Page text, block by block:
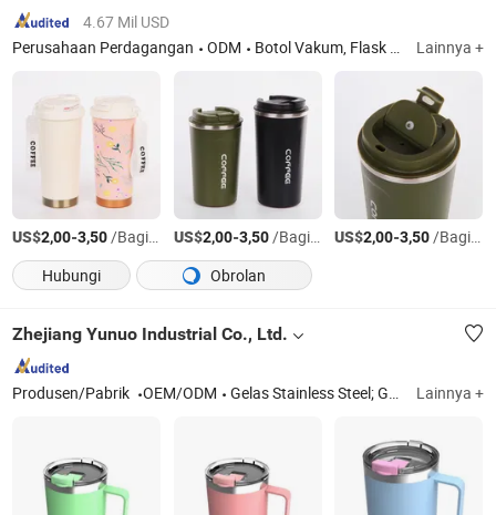
4.67 Mil USD
Perusahaan Perdagangan
ODM Botol Vakum, Flask Vakum, Botol Termo, Botol Air Stainless Steel, Peralatan Minum, Botol Minum, Botol Olahraga, Mug Perjalanan, Tumbler Lainnya +
US$2,00-3,50/Bagian US$2,00-3,50/Bagian US$2,00-3,50/Bagian
Hubungi
Obrolan
Zhejiang Yunuo Industrial Co., Ltd.
Produsen/Pabrik OEM/ODM Gelas Stainless Steel; Gelas Titanium; Cangkir kopi; Botol perjalanan; Botol anak; Wadah makanan; Botol air kantor Lainnya +